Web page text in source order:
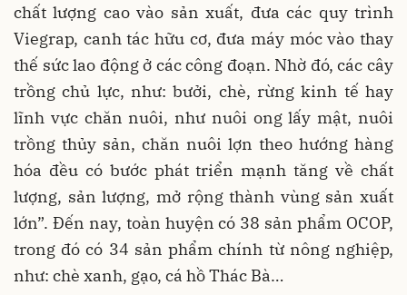
chất lượng cao vào sản xuất, đưa các quy trình
Viegrap, canh tác hữu cơ, đưa máy móc vào thay
thế sức lao động ở các công đoạn. Nhờ đó, các cây
trồng chủ lực, như: bưởi, chè, rừng kinh tế hay
lĩnh vực chăn nuôi, như nuôi ong lấy mật, nuôi
trồng thủy sản, chăn nuôi lợn theo hướng hàng
hóa đều có bước phát triển mạnh tăng về chất
lượng, sản lượng, mở rộng thành vùng sản xuất
lớn”. Đến nay, toàn huyện có 38 sản phẩm OCOP,
trong đó có 34 sản phẩm chính từ nông nghiệp,
như: chè xanh, gạo, cá hồ Thác Bà…